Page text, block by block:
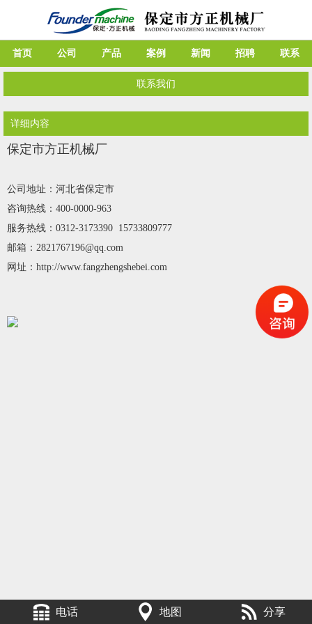
首页 公司 产品 案例 新闻 招聘 联系
联系我们
详细内容
保定市方正机械厂
公司地址：河北省保定市
咨询热线：400-0000-963
服务热线：0312-3173390 15733809777
邮箱：2821767196@qq.com
网址： http://www.fangzhengshebei.com
电话 地图 分享